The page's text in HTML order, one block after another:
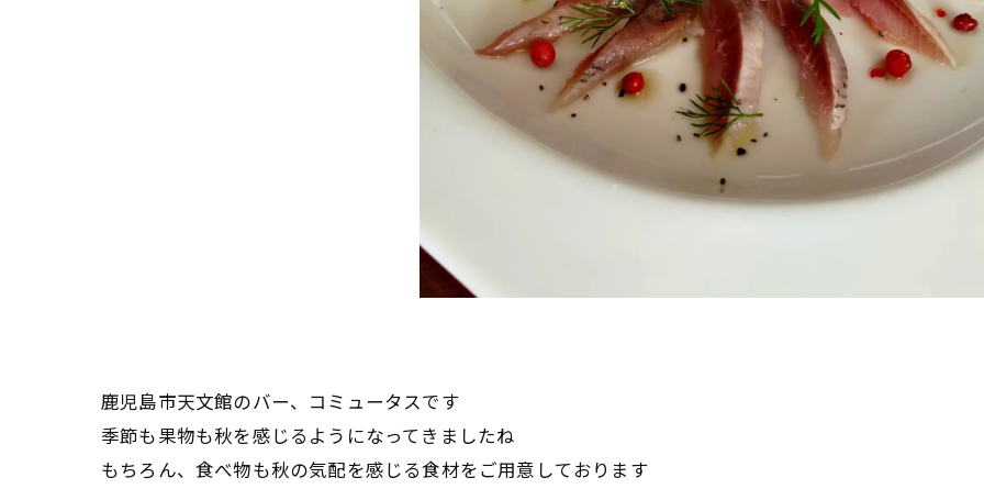
鹿児島市天文館のバー、コミュータスです
季節も果物も秋を感じるようになってきましたね
もちろん、食べ物も秋の気配を感じる食材をご用意しております